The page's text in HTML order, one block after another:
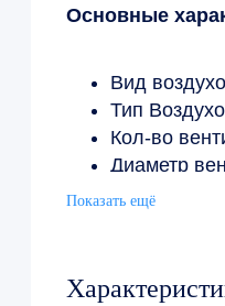
Основные
Вид
Тип
Кол-во
Диаметр
Шаг
Показать ещё